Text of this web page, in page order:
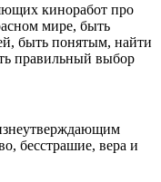
киноработ про
мире, быть
быть понятым, найти
правильный выбор
бесстрашие, вера и